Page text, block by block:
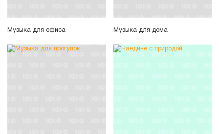
Музыка для офиса Музыка для дома